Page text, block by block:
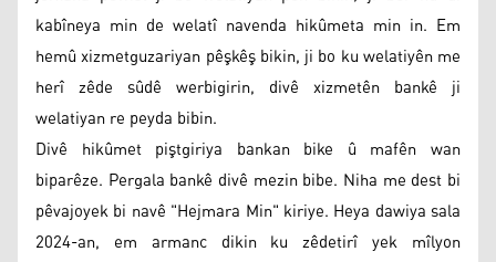
kabîneya min de welatî navenda hikûmeta min in. Em
hemû xizmetguzariyan pêşkêş bikin, ji bo ku welatiyên me
herî zêde sûdê werbigirin, divê xizmetên bankê ji
welatiyan re peyda bibin.
Divê hikûmet piştgiriya bankan bike û mafên wan
biparêze. Pergala bankê divê mezin bibe. Niha me dest bi
pêvajoyek bi navê "Hejmara Min" kiriye. Heya dawiya sala
2024-an, em armanc dikin ku zêdetirî yek mîlyon